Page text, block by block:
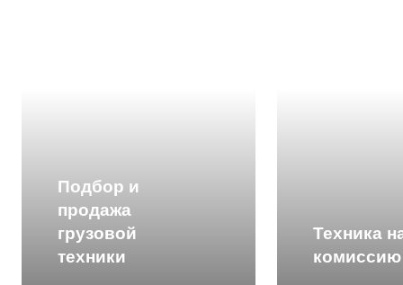
Подбор и
продажа
грузовой
техники
Техника
комиссию